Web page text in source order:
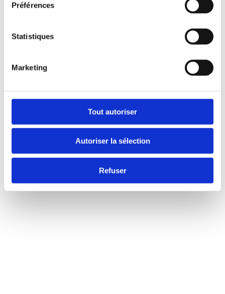
Préférences
Statistiques
Marketing
Tout autoriser
Autoriser la sélection
Refuser